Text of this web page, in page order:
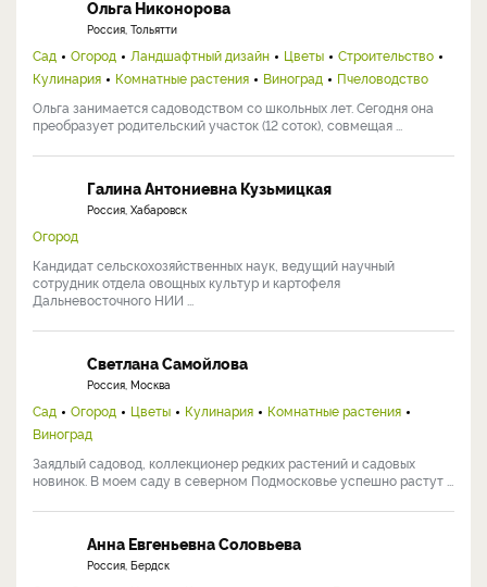
Ольга Никонорова
Россия, Тольятти
Сад Огород Ландшафтный дизайн Цветы
Строительство
Кулинария
Комнатные растения Виноград
Пчеловодство
Ольга занимается садоводством со школьных лет. Сегодня она
преобразует родительский участок (12 соток), совмещая ...
Галина Антониевна Кузьмицкая
Россия, Хабаровск
Огород
Кандидат сельскохозяйственных наук, ведущий научный
сотрудник отдела овощных культур и картофеля
Дальневосточного НИИ ...
Светлана Самойлова
Россия, Москва
Сад Огород Цветы Кулинария
Комнатные растения
Виноград
Заядлый садовод, коллекционер редких растений и садовых
новинок. В моем саду в северном Подмосковье успешно растут ...
Анна Евгеньевна Соловьева
Россия, Бердск